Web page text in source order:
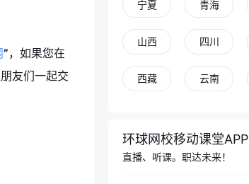
”，如果您在
友们一起交
宁夏 青海
山西 四川
西藏 云南
环球网校移动课堂APP
直播、听课。职达未来！